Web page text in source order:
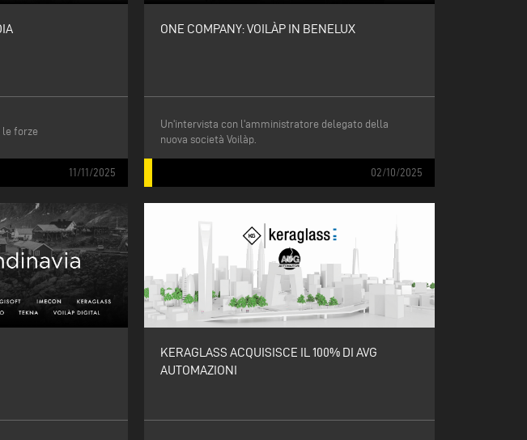
le forze
11/11/2025
ONE COMPANY: VOILÀP IN BENELUX
Un'intervista con l'amministratore delegato della
nuova società Voilàp.
02/10/2025
KERAGLASS ACQUISISCE IL 100% DI AVG
AUTOMAZIONI